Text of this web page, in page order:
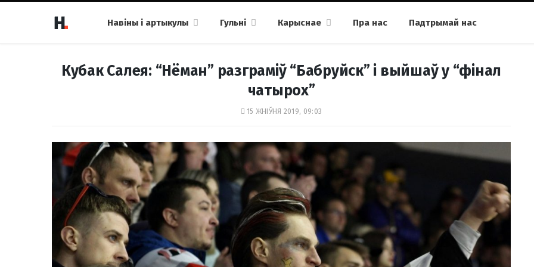
Навіны і артыкулы Гульні Карыснае Пра нас Падтрымай нас
Кубак Салея: “Нёман” разграміў “Бабруйск” і выйшаў у “фінал
чатырох”
15 ЖНІЎНЯ 2019, 09:03